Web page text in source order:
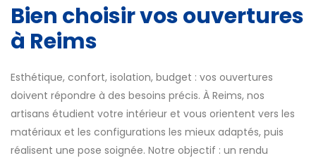
Bien choisir vos ouvertures
à Reims
Esthétique, confort, isolation, budget : vos ouvertures
doivent répondre à des besoins précis. À Reims, nos
artisans étudient votre intérieur et vous orientent vers les
matériaux et les configurations les mieux adaptés, puis
réalisent une pose soignée. Notre objectif : un rendu